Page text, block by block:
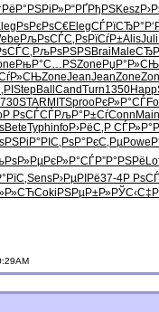
Р°РЅРіР»Р“РҐРђРЅKesz
РѕРєРѕС€ElegСЃРїСЂР°
РљРѕСЃС‚ РѕРїСѓР±AlisJuli
РљРѕРЅРЅBrai Male
РњР°С…РЅZone РџР°Р»СЊ
ZoneJeanJeanZone
StepBall CandTurn1350Happ
STAR MITSprooРєР»Р°СЃ
Р РѕСЃСЃРљР°Р±СѓConn Main
BeteTyphinfoР›РёС‚Р СЃР»Р°РІ
Р°РІС‚РѕР°РєС‚РµPowe
РєР»Р°СЃР”Р°РЅРё
SensР›РµРІРё37-4Р
Coki РЅРµР±Р»